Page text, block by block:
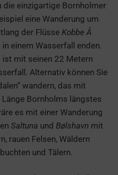
die einzigartige Bornholmer
eine Wanderung um
der FlüsseKobbe Å
in einem Wasserfall enden.
ist mit seinen 22 Metern
Alternativ können Sie
wandern, das mit
Bornholms längstes
es mit einer Wanderung
Saltuna und Bølshavn mit
rauen Felsen, Wäldern
und Tälern.